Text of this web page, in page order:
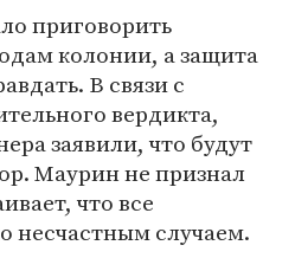
приговорить
колонии, а защита
В связи с
вердикта,
заявили, что будут
Маурин не признал
что все
несчастным случаем.